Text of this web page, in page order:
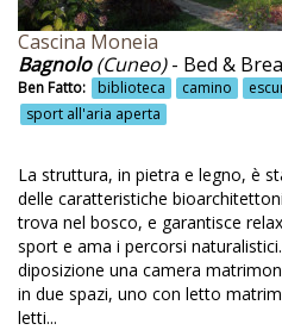
Dolci fatti in casa
Dolomiti
Eco-piscina con acqua
Ecosostenibilità
Edificio ristrutturato
Edilizia ecosostenibile
Emilia-Romagna
Cascina Moneia
Bagnolo(Cuneo)- Bed &
Ben Fatto: biblioteca camino
sport all'aria aperta
La struttura, in pietra e legno, è
delle caratteristiche
trova nel bosco, e garantisce
sport e ama i percorsi
diposizione una camera
in due spazi, uno con letto
letti...